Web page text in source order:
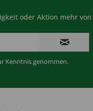
oder Aktion mehr
Kenntnis genommen.